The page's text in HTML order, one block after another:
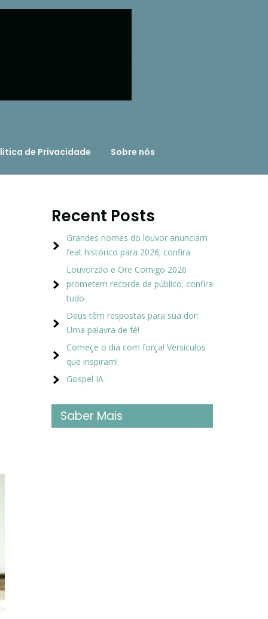
de Privacidade Sobre nós
Recent Posts
Grandes nomes do louvor anunciam
feat histórico para 2026; confira
Louvorzão e Ore Comigo 2026
prometem recorde de público; confira
tudo
Deus têm respostas para sua dor:
Uma palavra de fé!
Começe o dia com força! Versiculos
que inspiram!
Gospel IA
Saber Mais